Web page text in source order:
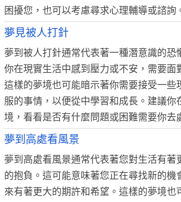
困擾您，也可以考慮尋求心理輔導或諮詢
夢見被人打針
夢到被人打針通常代表著一種潛意識的恐
你在現實生活中感到壓力或不安，需要面
這樣的夢境也可能暗示著你需要接受一些
服的事情，以便從中學習和成長。建議你
境，看看是否有什麼問題或困難需要你去
夢到高處看風景
夢到高處看風景通常代表著您對生活有著
的抱負。這可能意味著您正在尋找新的機
來有著更大的期許和希望。這樣的夢境也